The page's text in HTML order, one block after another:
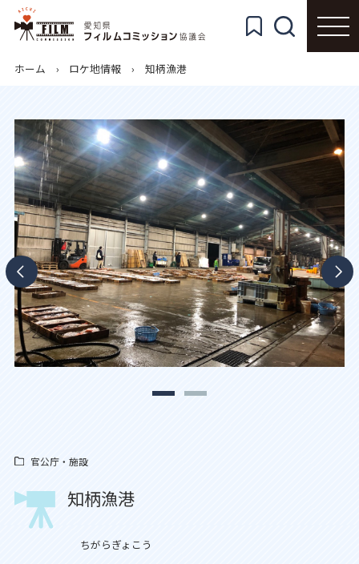
ホーム ロケ地情報 知柄漁港
官公庁・施設
知柄漁港
ちがらぎょこう